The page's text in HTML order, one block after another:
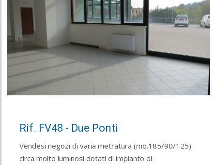
Rif. FV48 - Due Ponti
Vendesi negozi di varia metratura (mq.185/90/125)
circa molto luminosi dotati di impianto di